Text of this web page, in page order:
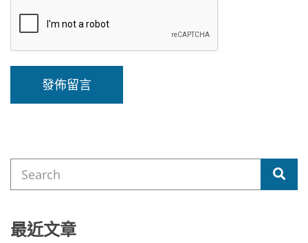
a
v
for:
最近文章